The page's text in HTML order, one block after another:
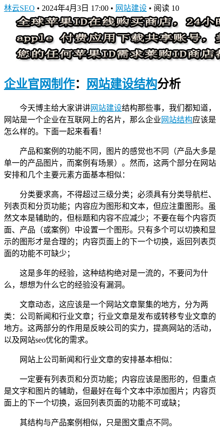
林云SEO • 2024年4月3日 17:00 • 网站建设 • 阅读 10
企业官网制作： 网站建设结构分析
今天博主给大家讲讲网站建设结构那些事，我们都知道，
网站是一个企业在互联网上的名片，那么企业 网站结构应该是
怎么样的。下面一起来看看！
产品和案例的功能不同，图片的感觉也不同（产品大多是
单一的产品图片，而案例有场景）。然而，这两个部分在网站
安排和几个主要元素方面基本相似：
分类要求高，不得超过三级分类；必须具有分类导航栏、
列表页和分页功能；内容应为图形和文本，但应注重图形。虽
然文本是辅助的，但标题和内容不应减少；不要在每个内容页
面、产品（或案例）中设置一个图形。只有多个可以切换和显
示的图形才是合理的；内容页面上的下一个切换，返回列表页
面的功能不可缺少；
这是多年的经验，这种结构绝对是一流的，不要问为什
么，想想为什么它的经验没有漏洞。
文章动态，这应该是一个网站文章聚集的地方，分为两
类：公司新闻和行业文章；行业文章是发布或转移专业文章的
地方。这两部分的作用是反映公司的实力，提高网站的活动，
以及网站seo优化的需求。
网站上公司新闻和行业文章的安排基本相似：
一定要有列表页和分页功能；内容应该是图形的，但重点
是文字和图片的辅助，但最好在每个文本中添加图片；内容页
面上的下一个切换，返回列表页面的功能不可或缺；
其结构与产品案例相似，只是图文重点不同。